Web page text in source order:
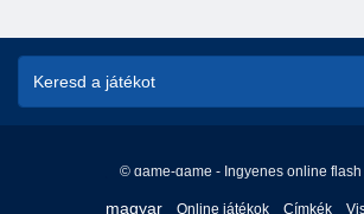
© game-game - Ingyenes online
magyar Online játékok Címkék